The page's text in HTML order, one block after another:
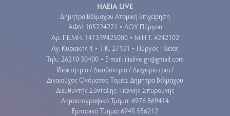
ΗΛΕΙΑ LIVE
Δήμητρα Βέλμαχου Ατομική Επιχείρηση
ΑΦΜ 105224221 • ΔΟΥ Πύργου
Aρ. Γ.Ε.ΜΗ. 141319425000 • Μ.Η.Τ. #242102
Αγ. Κυριακής 4 • Τ.Κ. 27131 • Πύργος Ηλείας
Τηλ.: 26210 30400 • E-mail: ilialive.gr@gmail.com
Ιδιοκτήτρια / Διευθύντρια / Διαχειρίστρια /
Δικαιούχος Ονόματος Τομέα: Δήμητρα Βέλμαχου
Διευθυντής Σύνταξης: Γιάννης Σπυρούνης
Δημοσιογραφικό Τμήμα: 6976 869414
Εμπορικό Τμήμα: 6945 556212